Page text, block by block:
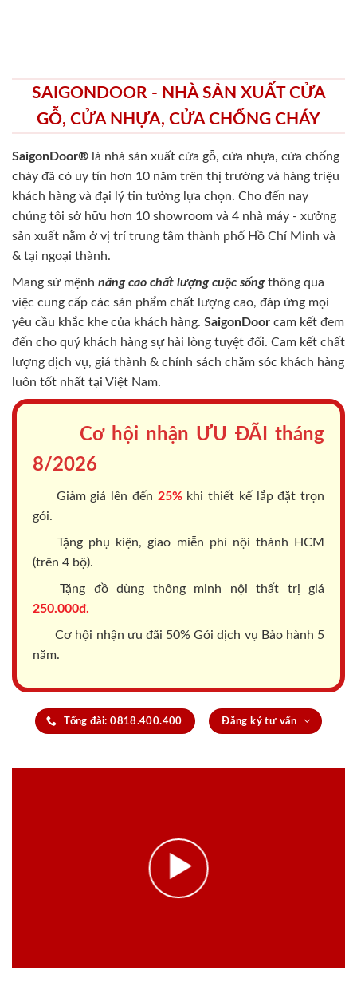
SAIGONDOOR - NHÀ SẢN XUẤT CỬA
GỖ, CỬA NHỰA, CỬA CHỐNG CHÁY
SaigonDoor® là nhà sản xuất cửa gỗ, cửa nhựa, cửa chống
cháy đã có uy tín hơn 10 năm trên thị trường và hàng triệu
khách hàng và đại lý tin tưởng lựa chọn. Cho đến nay
chúng tôi sở hữu hơn 10 showroom và 4 nhà máy - xưởng
sản xuất nằm ở vị trí trung tâm thành phố Hồ Chí Minh và
& tại ngoại thành.
Mang sứ mệnh nâng cao chất lượng cuộc sốngthông qua
việc cung cấp các sản phẩm chất lượng cao, đáp ứng mọi
yêu cầu khắc khe của khách hàng. SaigonDoor cam kết đem
đến cho quý khách hàng sự hài lòng tuyệt đối. Cam kết chất
lượng dịch vụ, giá thành & chính sách chăm sóc khách hàng
luôn tốt nhất tại Việt Nam.
Cơ hội nhận ƯU ĐÃI tháng
8/2026
Giảm giá lên đến 25%khi thiết kế lắp đặt trọn
gói.
Tặng phụ kiện, giao miễn phí nội thành HCM
(trên 4 bộ).
Tặng đồ dùng thông minh nội thất trị giá
250.000đ.
Cơ hội nhận ưu đãi 50% Gói dịch vụ Bảo hành 5
năm.
Tổng đài: 0818.400.400 Đăng ký tư vấn